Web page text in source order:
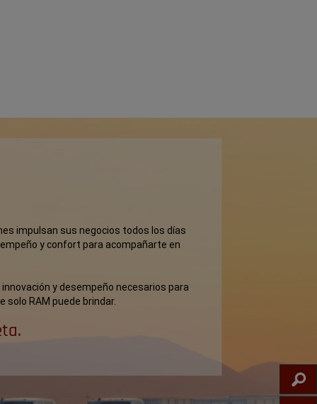
impulsan sus negocios todos los días
y confort para acompañarte en
y desempeño necesarios para
RAM puede brindar.